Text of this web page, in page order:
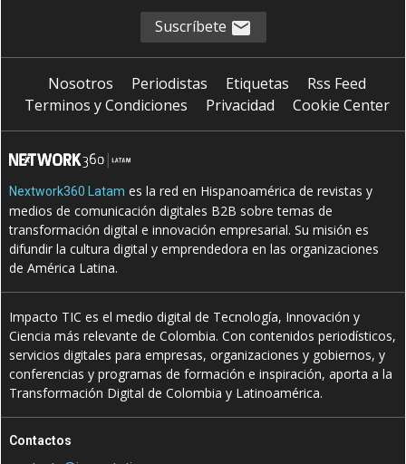
Suscríbete
Nosotros Periodistas Etiquetas
Rss Feed
Terminos y Condiciones
Privacidad Cookie Center
Nextwork360 Latam es la red en Hispanoamérica de revistas y
medios de comunicación digitales B2B sobre temas de
transformación digital e innovación empresarial. Su misión es
difundir la cultura digital y emprendedora en las organizaciones
de América Latina.
Impacto TIC es el medio digital de Tecnología, Innovación y
Ciencia más relevante de Colombia. Con contenidos periodísticos,
servicios digitales para empresas, organizaciones y gobiernos, y
conferencias y programas de formación e inspiración, aporta a la
Transformación Digital de Colombia y Latinoamérica.
Contactos